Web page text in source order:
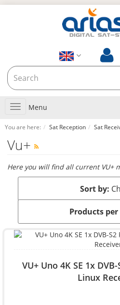
Toggle
navigation
Menu
You are here: Sat Reception Sat
Vu+
Here you will find all current VU+
Sort by:
Products per
VU+ Uno 4K SE 1x
Linux